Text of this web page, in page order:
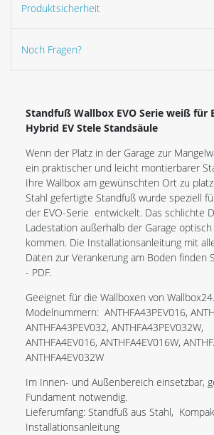
Produktsicherheit
Noch Fragen?
Standfuß Wallbox EVO Serie weiß für
Hybrid EV Stele Standsäule
Wenn der Platz in der Garage zur
ein praktischer und leicht montierbarer
Ihre Wallbox am gewünschten Ort zu
Stahl gefertigte Standfuß wurde speziell
der EVO-Serie entwickelt. Das schlichte
Ladestation außerhalb der Garage
kommen. Die Installationsanleitung mit
Daten zur Verankerung am Boden finden
- PDF.
Geeignet für die Wallboxen von Wallbox24.
Modelnummern: ANTHFA43PEV016,
ANTHFA43PEV032, ANTHFA43PEV032W,
ANTHFA4EV016, ANTHFA4EV016W,
ANTHFA4EV032W
Im Innen- und Außenbereich einsetzbar,
Fundament notwendig.
Lieferumfang: Standfuß aus Stahl,
Installationsanleitung